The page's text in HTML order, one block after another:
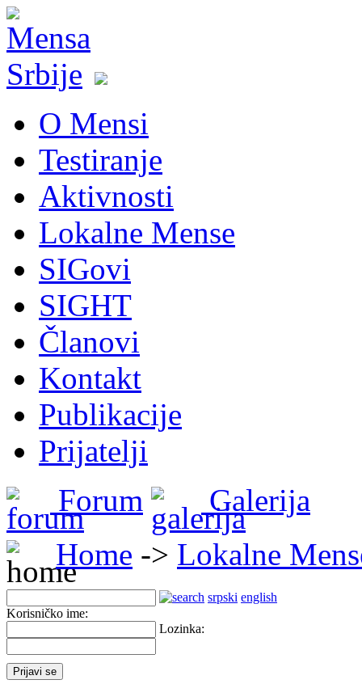
O Mensi
Testiranje
Aktivnosti
Lokalne Mense
SIGovi
SIGHT
Članovi
Kontakt
Publikacije
Prijatelji
Forum
Galerija
Home -> Lokalne
srpski english
Korisničko ime:
Lozinka: